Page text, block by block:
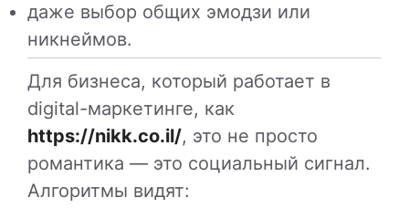
даже выбор общих эмодзи или
никнеймов.
Для бизнеса, который работает в
digital-маркетинге, как
https://nikk.co.il/, это не просто
романтика — это социальный сигнал.
Алгоритмы видят: